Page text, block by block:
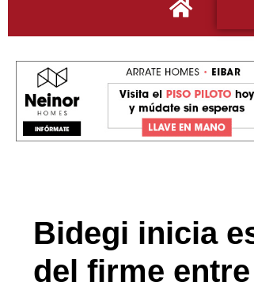
Bidegi inicia
del firme